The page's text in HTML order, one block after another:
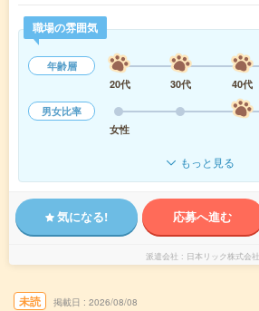
職場の雰囲気
年齢層
20代
30代 40代
男女比率
女性
もっと見る
気になる! 応募へ進む
派遣会社 日本リック株式会社
未読 掲載日 2026/08/08